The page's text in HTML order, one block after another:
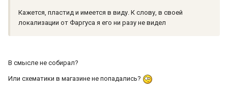
Кажется, пластид и имеется в виду. К слову, в своей
локализации от Фаргуса я его ни разу не видел
В смысле не собирал?
Или схематики в магазине не попадались?